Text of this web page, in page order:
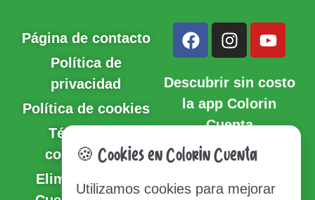
Página de contacto
Política de
privacidad
Política de cookies
Términos y
condiciones
Eliminación de
Descubrir sin costo
la app Colorin
Cuenta
🍪 Cookies en Colorin Cuenta
Utilizamos cookies para mejorar